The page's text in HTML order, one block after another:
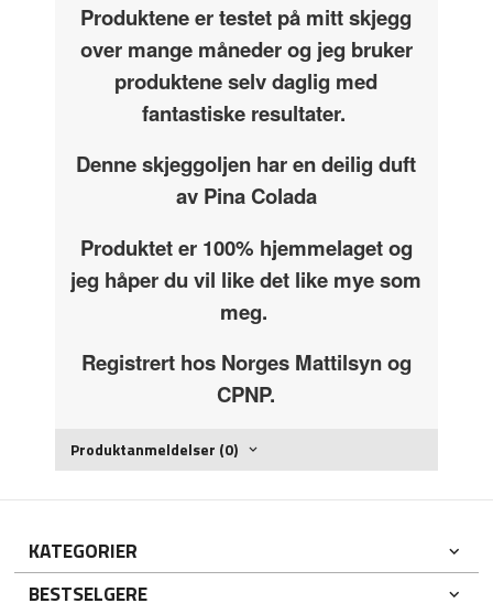
Produktene er testet på mitt skjegg
over mange måneder og jeg bruker
produktene selv daglig med
fantastiske resultater.
Denne skjeggoljen har en deilig duft
av Pina Colada
Produktet er 100% hjemmelaget og
jeg håper du vil like det like mye som
meg.
Registrert hos Norges Mattilsyn og
CPNP.
Produktanmeldelser (0)
KATEGORIER
BESTSELGERE